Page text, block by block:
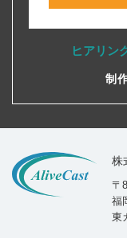
ヒアリン
制
株
〒
福
東